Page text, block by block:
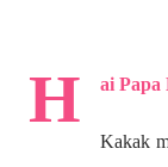
H ai Papa
Kakak